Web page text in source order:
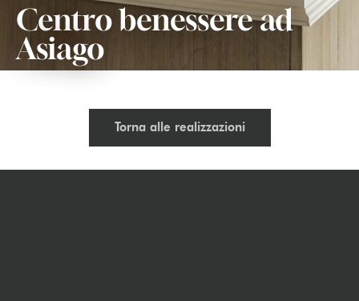
Centro benessere ad
Asiago
Torna alle realizzazioni